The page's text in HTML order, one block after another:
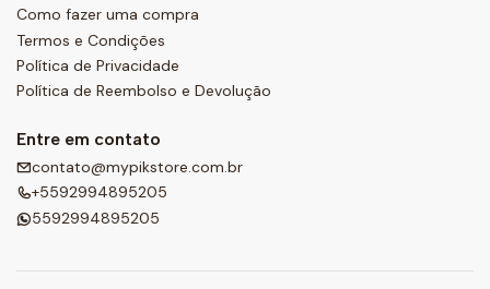
Como fazer uma compra
Termos e Condições
Política de Privacidade
Política de Reembolso e Devolução
Entre em contato
contato@mypikstore.com.br
+5592994895205
5592994895205